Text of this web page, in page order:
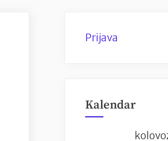
Prijava
Kalendar